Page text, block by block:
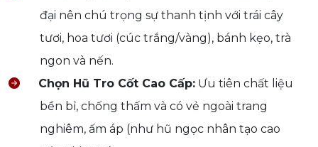
đại nên chú trọng sự thanh tịnh với trái cây
tươi, hoa tươi (cúc trắng/vàng), bánh kẹo, trà
ngon và nến.
Chọn Hũ Tro Cốt Cao Cấp: Ưu tiên chất liệu
bền bỉ, chống thấm và có vẻ ngoài trang
nghiêm, ấm áp (như hũ ngọc nhân tạo cao